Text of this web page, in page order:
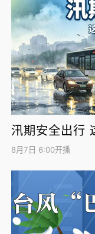
汛期安全出行
8月7日 6:00开播